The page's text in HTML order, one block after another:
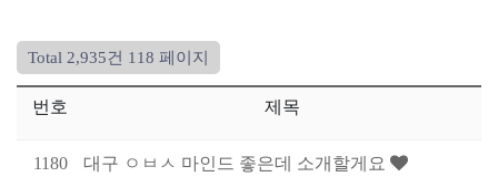
Total 2,935건 118 페이지
번호 제목
1180 대구 ㅇㅂㅅ 마인드 좋은데 소개할게요